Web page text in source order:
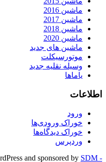
ماشین 2016
ماشین 2017
ماشین 2018
ماشین 2020
ماشین های جدید
موتورسیکلت
وسیله نقلیه جدید
یاماها
اطلاعات
ورود
خوراک ورودی‌ها
خوراک دیدگاه‌ها
وردپرس
and sponsored by SDM -